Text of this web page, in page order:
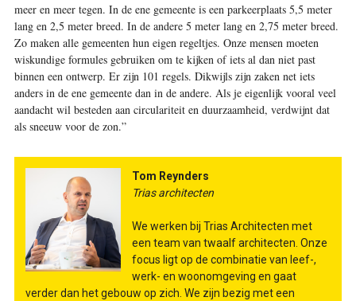
meer en meer tegen. In de ene gemeente is een parkeerplaats 5,5 meter
lang en 2,5 meter breed. In de andere 5 meter lang en 2,75 meter breed.
Zo maken alle gemeenten hun eigen regeltjes. Onze mensen moeten
wiskundige formules gebruiken om te kijken of iets al dan niet past
binnen een ontwerp. Er zijn 101 regels. Dikwijls zijn zaken net iets
anders in de ene gemeente dan in de andere. Als je eigenlijk vooral veel
aandacht wil besteden aan circulariteit en duurzaamheid, verdwijnt dat
als sneeuw voor de zon.”
Tom Reynders
Trias architecten
We werken bij Trias Architecten met
een team van twaalf architecten. Onze
focus ligt op de combinatie van leef-,
werk- en woonomgeving en gaat
verder dan het gebouw op zich. We zijn bezig met een